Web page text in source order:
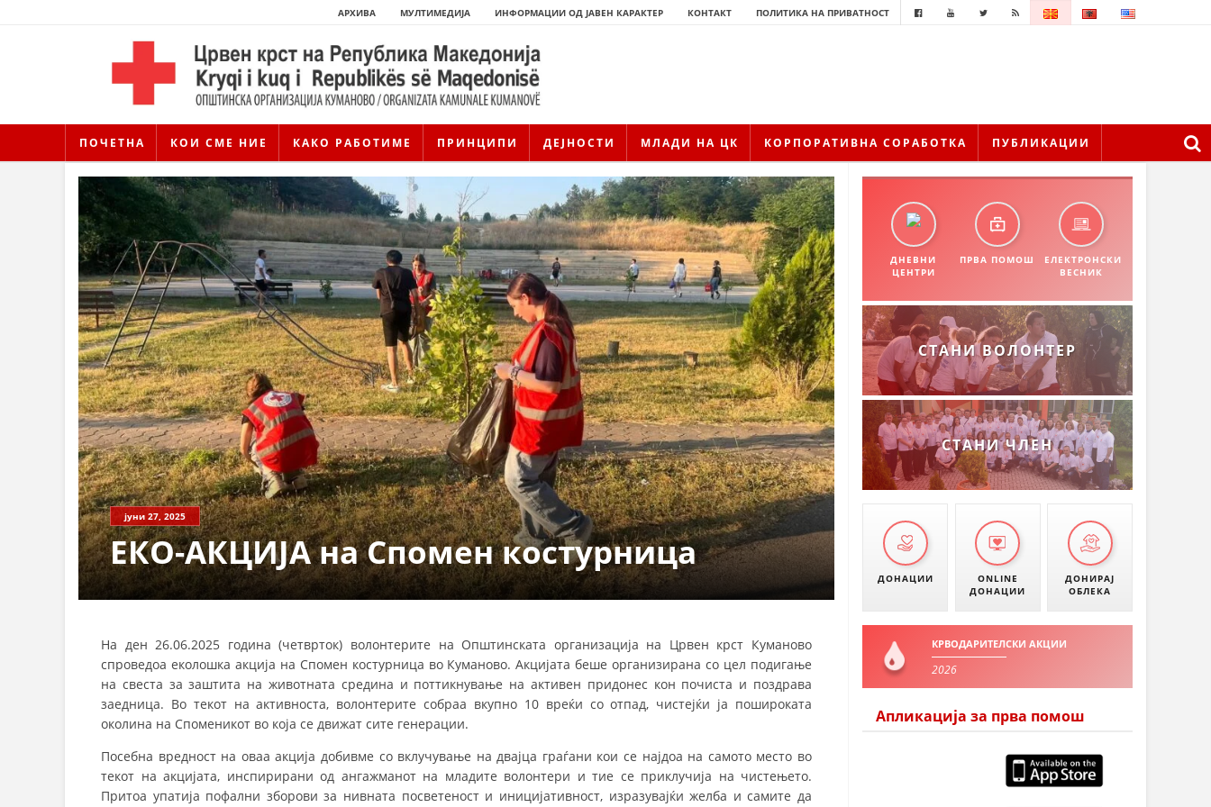
АРХИВА МУЛТИМЕДИЈА ИНФОРМАЦИИ ОД ЈАВЕН КАРАКТЕР КОНТАКТ ПОЛИТИКА НА ПРИВАТНОСТ
ПОЧЕТНА КОИ СМЕ НИЕ КАКО РАБОТИМЕ ПРИНЦИПИ ДЕЈНОСТИ МЛАДИ НА ЦК КОРПОРАТИВНА СОРАБОТКА ПУБЛИКАЦИИ
ИСТОРИЈАТ НА ЦКРМ
ИСТОРИЈАТ НА ДВИЖЕЊЕТО
СТРУКТУРА И ОРГАНИЗАЦИОНА ПОСТАВЕНОСТ – ОПШТИНСКА ОРГАНИЗАЦИЈА КУМАНОВО
КОНТАКТ ИНФОРМАЦИИ
ЗАКОН ЗА ЦКРМ
СТАТУТ НА ЦКРМ
ОРГАНИЗАЦИЈА И РАЗВОЈ
СТРУКТУРА И ОРГАНИЗАЦИОНА ПОСТАВЕНОСТ
ДИСЕМИНАЦИЈА
јуни 27, 2025
ЕКО-АКЦИЈА на Спомен костурница
На ден 26.06.2025 година (четврток) волонтерите на Општинската организација на Црвен крст Куманово
спроведоа еколошка акција на Спомен костурница во Куманово. Акцијата беше организирана со цел подигање
на свеста за заштита на животната средина и поттикнување на активен придонес кон почиста и поздрава
заедница. Во текот на активноста, волонтерите собраа вкупно 10 вреќи со отпад, чистејќи ја пошироката
околина на Споменикот во која се движат сите генерации.
Посебна вредност на оваа акција добивме со вклучување на двајца граѓани кои се најдоа на самото место во
текот на акцијата, инспирирани од ангажманот на младите волонтери и тие се приклучија на чистењето.
Притоа упатија пофални зборови за нивната посветеност и иницијативност, изразувајќи желба и самите да
ДНЕВНИ
ЦЕНТРИ
ПРВА ПОМОШ
ЕЛЕКТРОНСКИ
ВЕСНИК
СТАНИ ВОЛОНТЕР
СТАНИ ЧЛЕН
ДОНАЦИИ
ONLINE
ДОНАЦИИ
ДОНИРАЈ
ОБЛЕКА
КРВОДАРИТЕЛСКИ АКЦИИ
2026
Апликација за прва помош